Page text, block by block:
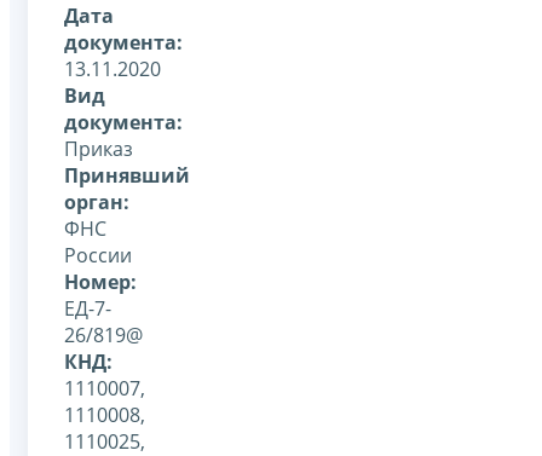
Дата
документа:
13.11.2020
Вид
документа:
Приказ
Принявший
орган:
ФНС
России
Номер:
ЕД-7-
26/819@
КНД:
1110007,
1110008,
1110025,